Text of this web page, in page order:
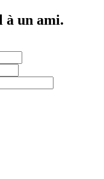
à un ami.